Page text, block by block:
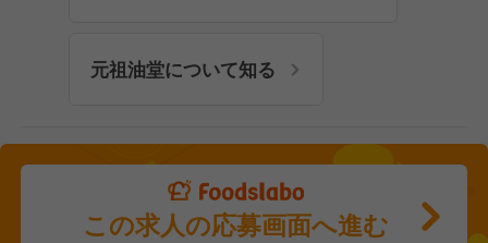
元祖油堂について知る
この求人の応募画面へ進む